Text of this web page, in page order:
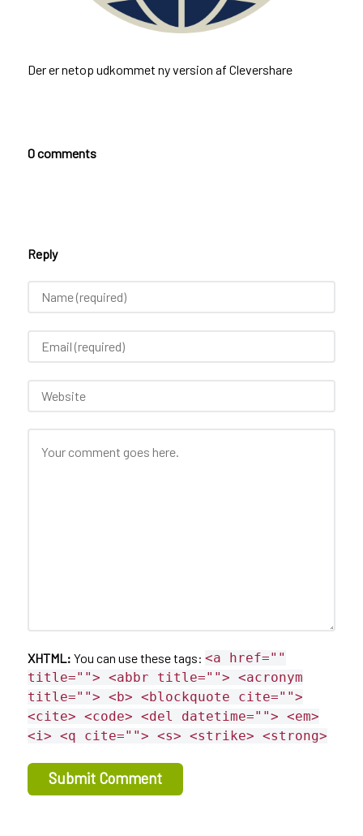
Der er netop udkommet ny version af Clevershare
0 comments
Reply
XHTML: You can use these tags: <a href=""
title=""> <abbr title=""> <acronym
title=""> <b> <blockquote cite="">
<cite> <code> <del datetime=""> <em>
<i> <q cite=""> <s> <strike> <strong>